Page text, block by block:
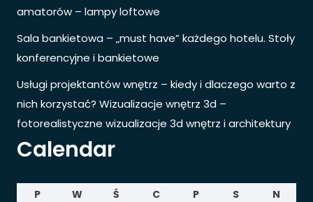
amatorów – lampy loftowe
Sala bankietowa – „must have” każdego hotelu. Stoły
konferencyjne i bankietowe
Usługi projektantów wnętrz – kiedy i dlaczego warto z
nich korzystać? Wizualizacje wnętrz 3d –
fotorealistyczne wizualizacje 3d wnętrz i architektury
Calendar
P W Ś C P S N